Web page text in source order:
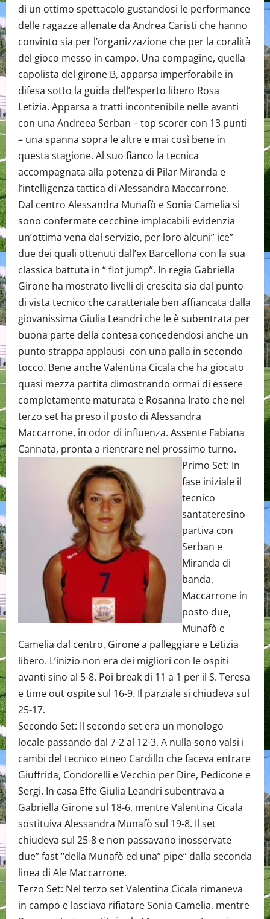
di un ottimo spettacolo gustandosi le performance
delle ragazze allenate da Andrea Caristi che hanno
convinto sia per l’organizzazione che per la coralità
del gioco messo in campo. Una compagine, quella
capolista del girone B, apparsa imperforabile in
difesa sotto la guida dell’esperto libero Rosa
Letizia. Apparsa a tratti incontenibile nelle avanti
con una Andreea Serban – top scorer con 13 punti
– una spanna sopra le altre e mai così bene in
questa stagione. Al suo fianco la tecnica
accompagnata alla potenza di Pilar Miranda e
l’intelligenza tattica di Alessandra Maccarrone.
Dal centro Alessandra Munafò e Sonia Camelia si
sono confermate cecchine implacabili evidenzia
un’ottima vena dal servizio, per loro alcuni” ice”
due dei quali ottenuti dall’ex Barcellona con la sua
classica battuta in “ flot jump”. In regia Gabriella
Girone ha mostrato livelli di crescita sia dal punto
di vista tecnico che caratteriale ben affiancata dalla
giovanissima Giulia Leandri che le è subentrata per
buona parte della contesa concedendosi anche un
punto strappa applausi con una palla in secondo
tocco. Bene anche Valentina Cicala che ha giocato
quasi mezza partita dimostrando ormai di essere
completamente maturata e Rosanna Irato che nel
terzo set ha preso il posto di Alessandra
Maccarrone, in odor di influenza. Assente Fabiana
Cannata, pronta a rientrare nel prossimo turno.
Primo Set: In
fase iniziale il
tecnico
santateresino
partiva con
Serban e
Miranda di
banda,
Maccarrone in
posto due,
Munafò e
Camelia dal centro, Girone a palleggiare e Letizia
libero. L’inizio non era dei migliori con le ospiti
avanti sino al 5-8. Poi break di 11 a 1 per il S. Teresa
e time out ospite sul 16-9. Il parziale si chiudeva sul
25-17.
Secondo Set: Il secondo set era un monologo
locale passando dal 7-2 al 12-3. A nulla sono valsi i
cambi del tecnico etneo Cardillo che faceva entrare
Giuffrida, Condorelli e Vecchio per Dire, Pedicone e
Sergi. In casa Effe Giulia Leandri subentrava a
Gabriella Girone sul 18-6, mentre Valentina Cicala
sostituiva Alessandra Munafò sul 19-8. Il set
chiudeva sul 25-8 e non passavano inosservate
due” fast “della Munafò ed una” pipe” dalla seconda
linea di Ale Maccarrone.
Terzo Set: Nel terzo set Valentina Cicala rimaneva
in campo e lasciava rifiatare Sonia Camelia, mentre